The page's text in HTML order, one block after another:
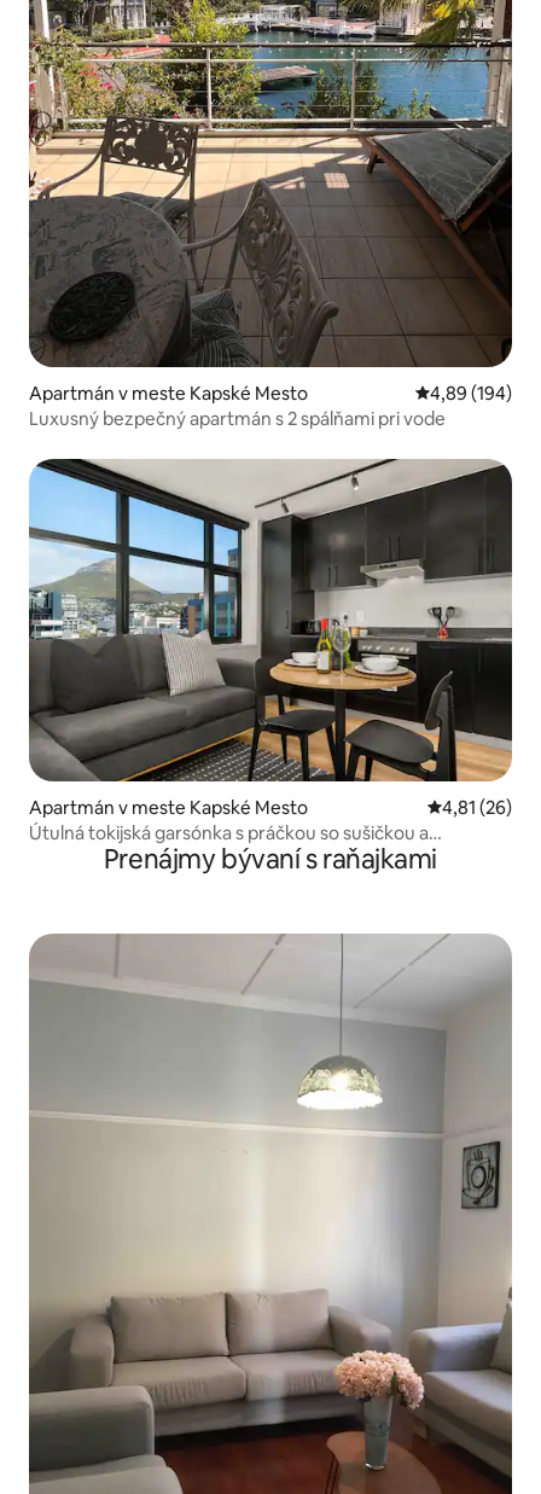
Apartmán v meste Kapské Mesto Priemerné
4,89 (194)
Luxusný bezpečný apartmán s 2 spálňami pri vode
Apartmán v meste Kapské Mesto Priemerné
4,81 (26)
Útulná tokijská garsónka s práčkou so sušičkou a
výhľadom na hory
Prenájmy bývaní s raňajkami